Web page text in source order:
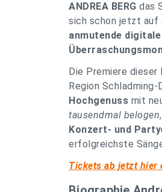
ANDREA BERG das
sich schon jetzt auf
anmutende
Die Premiere
Region
Hochgenuss mit
tausendmal belogen,
Konzert- und
erfolgreichste
Tickets ab jetzt hier